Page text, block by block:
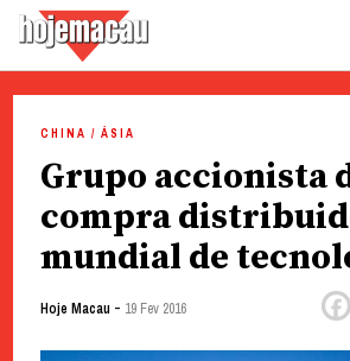
content
CHINA / ÁSIA
Grupo accionista
compra
mundial de
Hoje Macau - 19 Fev 2016